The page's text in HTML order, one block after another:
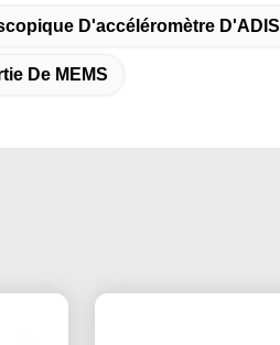
D'accéléromètre
De MEMS